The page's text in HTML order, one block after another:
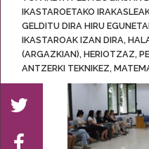
IKASTAROETAKO
GELDITU DIRA HIRU
IKASTAROAK IZAN DIRA,
(ARGAZKIAN), HERIOTZAZ,
ANTZERKI TEKNIKEZ,